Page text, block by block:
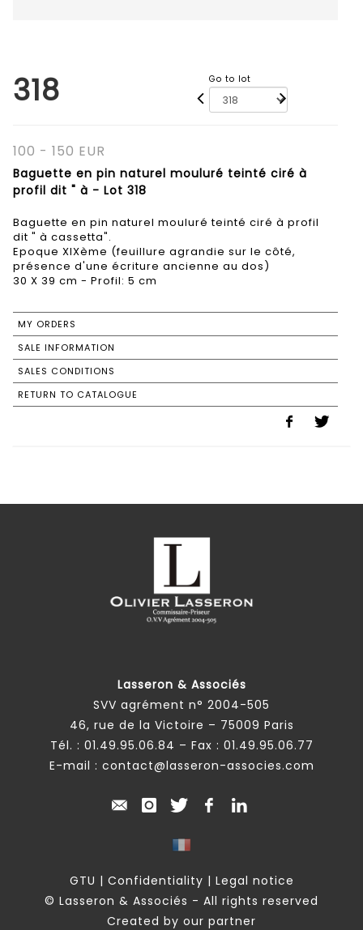
318 Go to lot
100 - 150 EUR
Baguette en pin naturel mouluré teinté ciré à
profil dit " à - Lot 318
Baguette en pin naturel mouluré teinté ciré à profil
dit " à cassetta".
Epoque XIXème (feuillure agrandie sur le côté,
présence d'une écriture ancienne au dos)
30 X 39 cm - Profil: 5 cm
MY ORDERS
SALE INFORMATION
SALES CONDITIONS
RETURN TO CATALOGUE
Lasseron & Associés
SVV agrément n° 2004-505
46, rue de la Victoire – 75009 Paris
Tél. : 01.49.95.06.84 – Fax : 01.49.95.06.77
E-mail : contact@lasseron-associes.com
GTU | Confidentiality | Legal notice
© Lasseron & Associés - All rights reserved
Created by our partner